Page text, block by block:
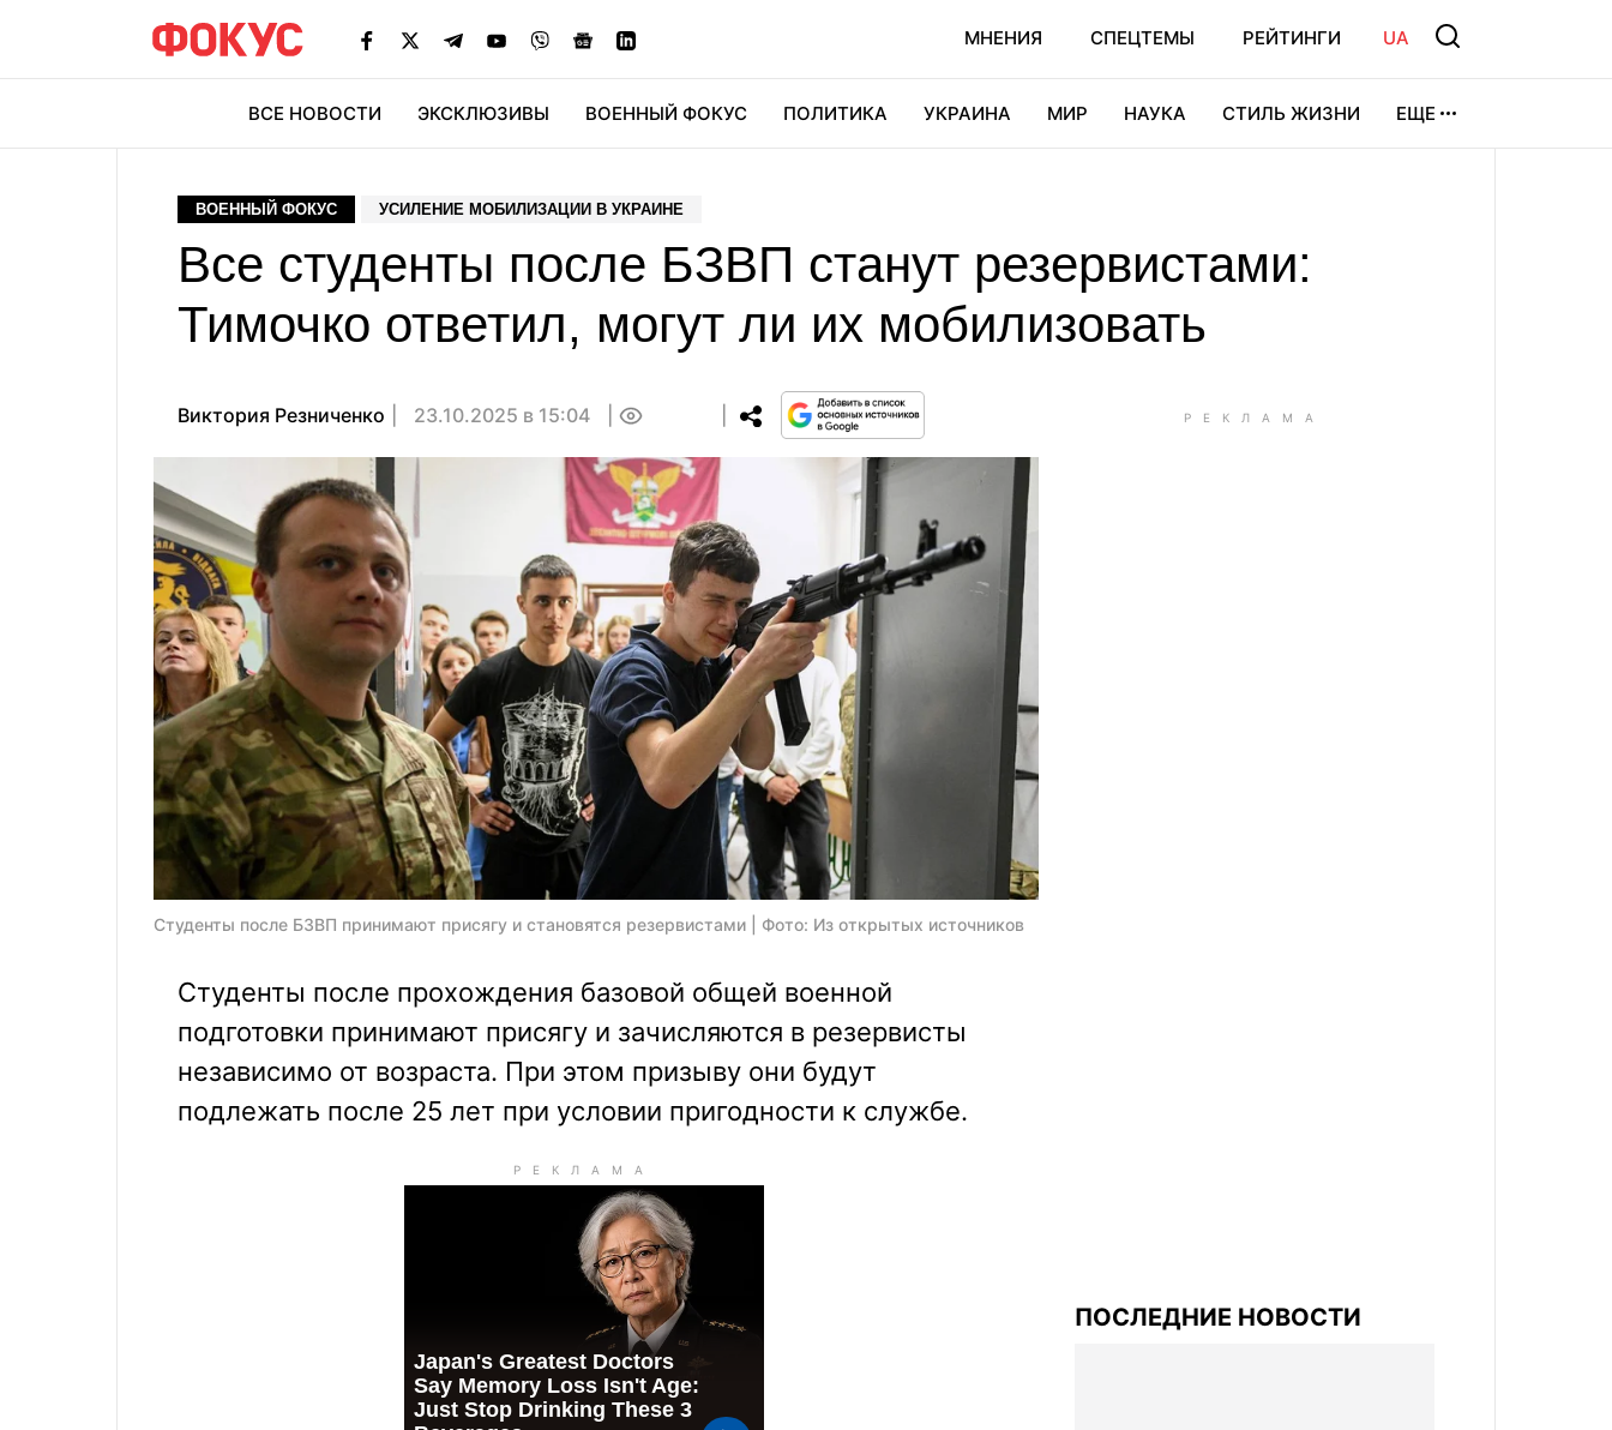
МНЕНИЯ СПЕЦТЕМЫ РЕЙТИНГИ UA
ВСЕ НОВОСТИ ЭКСКЛЮЗИВЫ ВОЕННЫЙ ФОКУС ПОЛИТИКА УКРАИНА МИР НАУКА СТИЛЬ ЖИЗНИ ЕЩЕ
ВОЕННЫЙ ФОКУС УСИЛЕНИЕ МОБИЛИЗАЦИИ В УКРАИНЕ
Все студенты после БЗВП станут резервистами:
Тимочко ответил, могут ли их мобилизовать
Виктория Резниченко 23.10.2025 в 15:04
Студенты после БЗВП принимают присягу и становятся резервистами | Фото: Из открытых источников
Студенты после прохождения базовой общей военной
подготовки принимают присягу и зачисляются в резервисты
независимо от возраста. При этом призыву они будут
подлежать после 25 лет при условии пригодности к службе.
ПОСЛЕДНИЕ НОВОСТИ